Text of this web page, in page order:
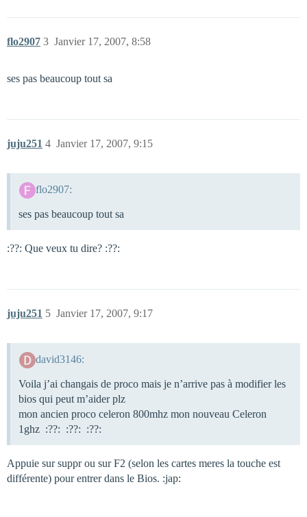
flo2907 Janvier 17, 2007, 8:58
3
ses pas beaucoup tout sa
juju251 Janvier 17, 2007, 9:15
4
flo2907:
ses pas beaucoup tout sa
:??: Que veux tu dire? :??:
juju251 Janvier 17, 2007, 9:17
5
david3146:
Voila j’ai changais de proco mais je n’arrive pas à modifier les
bios qui peut m’aider plz
mon ancien proco celeron 800mhz mon nouveau Celeron
1ghz :??: :??: :??:
Appuie sur suppr ou sur F2 (selon les cartes meres la touche est
différente) pour entrer dans le Bios. :jap: